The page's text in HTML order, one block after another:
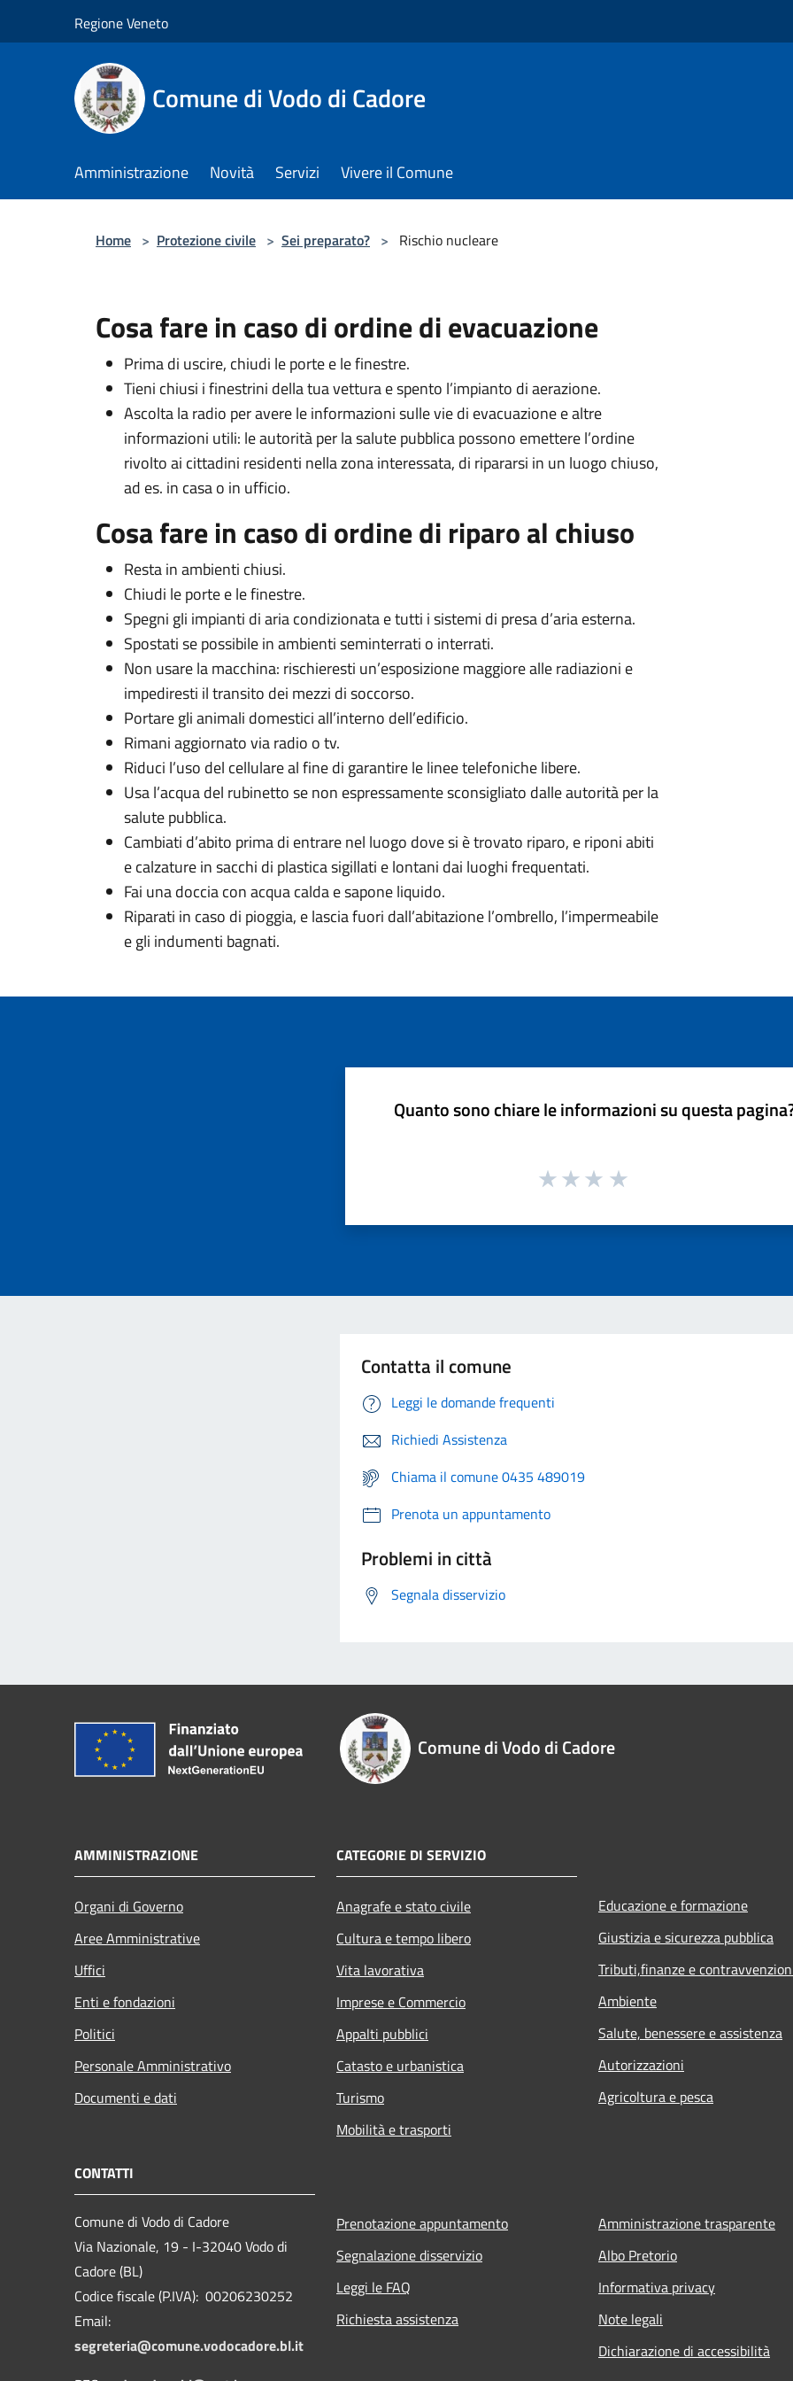
Regione Veneto
Comune di Vodo di Cadore
Amministrazione Novità Servizi Vivere il Comune
Home > Protezione civile > Sei preparato? > Rischio nucleare
Cosa fare in caso di ordine di evacuazione
Prima di uscire, chiudi le porte e le finestre.
Tieni chiusi i finestrini della tua vettura e spento l’impianto di aerazione.
Ascolta la radio per avere le informazioni sulle vie di evacuazione e altre
informazioni utili: le autorità per la salute pubblica possono emettere l’ordine
rivolto ai cittadini residenti nella zona interessata, di ripararsi in un luogo chiuso,
ad es. in casa o in ufficio.
Cosa fare in caso di ordine di riparo al chiuso
Resta in ambienti chiusi.
Chiudi le porte e le finestre.
Spegni gli impianti di aria condizionata e tutti i sistemi di presa d’aria esterna.
Spostati se possibile in ambienti seminterrati o interrati.
Non usare la macchina: rischieresti un’esposizione maggiore alle radiazioni e
impediresti il transito dei mezzi di soccorso.
Portare gli animali domestici all’interno dell’edificio.
Rimani aggiornato via radio o tv.
Riduci l’uso del cellulare al fine di garantire le linee telefoniche libere.
Usa l’acqua del rubinetto se non espressamente sconsigliato dalle autorità per la
salute pubblica.
Cambiati d’abito prima di entrare nel luogo dove si è trovato riparo, e riponi abiti
e calzature in sacchi di plastica sigillati e lontani dai luoghi frequentati.
Fai una doccia con acqua calda e sapone liquido.
Riparati in caso di pioggia, e lascia fuori dall’abitazione l’ombrello, l’impermeabile
e gli indumenti bagnati.
Quanto sono chiare le informazioni su questa
Contatta il comune
Leggi le domande frequenti
Richiedi Assistenza
Chiama il comune 0435 489019
Prenota un appuntamento
Problemi in città
Segnala disservizio
Comune di Vodo di Cadore
AMMINISTRAZIONE
Organi di Governo
Aree Amministrative
Uffici
Enti e fondazioni
Politici
Personale Amministrativo
Documenti e dati
CATEGORIE DI SERVIZIO
Anagrafe e stato civile
Cultura e tempo libero
Vita lavorativa
Imprese e Commercio
Appalti pubblici
Catasto e urbanistica
Turismo
Mobilità e trasporti
Educazione e formazione
Giustizia e sicurezza pubblica
Tributi,finanze e
Ambiente
Salute, benessere e assistenza
Autorizzazioni
Agricoltura e pesca
CONTATTI
Comune di Vodo di Cadore
Via Nazionale, 19 - I-32040 Vodo di
Cadore (BL)
Codice fiscale (P.IVA): 00206230252
Email:
segreteria@comune.vodocadore.bl.it
Prenotazione appuntamento
Segnalazione disservizio
Leggi le FAQ
Richiesta assistenza
Amministrazione trasparente
Albo Pretorio
Informativa privacy
Note legali
Dichiarazione di accessibilità